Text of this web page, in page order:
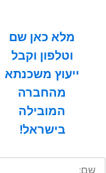
מלא כאן שם
וטלפון וקבל
ייעוץ משכנתא
מהחברה
המובילה
בישראל!
שם: